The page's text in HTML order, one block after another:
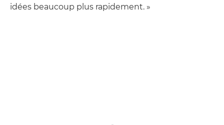
idées beaucoup plus rapidement. »